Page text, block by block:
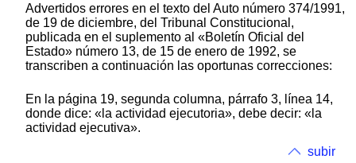
Advertidos errores en el texto del Auto número 374/1991,
de 19 de diciembre, del Tribunal Constitucional,
publicada en el suplemento al «Boletín Oficial del
Estado» número 13, de 15 de enero de 1992, se
transcriben a continuación las oportunas correcciones:
En la página 19, segunda columna, párrafo 3, línea 14,
donde dice: «la actividad ejecutoria», debe decir: «la
actividad ejecutiva».
subir